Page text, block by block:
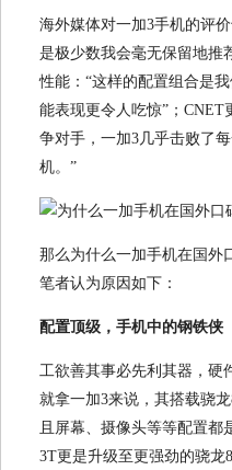
海外媒体对一加3手机的评
是极少数我会毫无保留地推
性能：“这样的配置组合是
能表现更令人吃惊”；CNET
争对手，一加3几乎击败了
机。”
那么为什么一加手机在国外
笔者认为原因如下：
配置顶级，手机中的钢铁侠
工欲善其事必先利其器，硬
就拿一加3来说，其搭载骁
且屏幕、摄像头等等配置都
3T更是升级至更强劲的骁龙